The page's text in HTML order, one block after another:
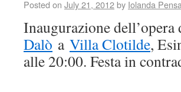
Posted on July 21, 2012by Iolanda Pensa
Inaugurazione dell’opera
Dalò a Villa Clotilde,
alle 20:00. Festa in